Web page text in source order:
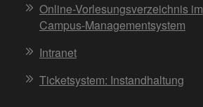
Online-Vorlesungsverzeichnis im
Campus-Managementsystem
Intranet
Ticketsystem: Instandhaltung